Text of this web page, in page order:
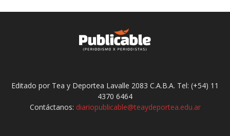
Editado por Tea y Deportea Lavalle 2083 C.A.B.A. Tel: (+54) 11
4370 6464
Contáctanos: diariopublicable@teaydeportea.edu.ar